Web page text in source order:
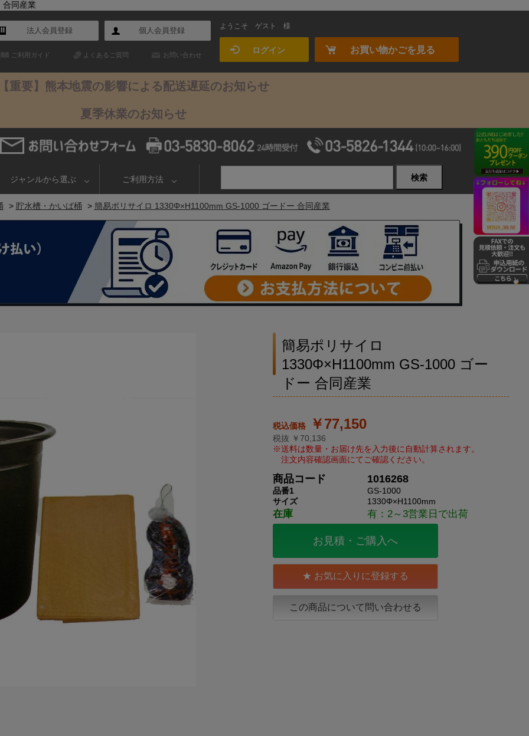
同産業
法人会員登録 個人会員登録
ご利用ガイド よくあるご質問 お問い合わせ
ようこそ ゲスト 様
ログイン お買い物かごを見る
重要】熊本地震の影響による配送遅延のお知らせ
夏季休業のお知らせ
ジャンルから選ぶ ご利用方法 検索
> 貯水槽・かいば桶 > 簡易ポリサイロ 1330Φ×H1100mm GS-1000 ゴードー 合同産業
簡易ポリサイロ
1330Φ×H1100mm GS-1000 ゴー
ドー 合同産業
￥77,150
税抜 ￥70,136
商品コード 1016268
品番1
GS-1000
サイズ
1330Φ×H1100mm
在庫 有：2～3営業日で出荷
お見積・ご購入へ
この商品について問い合わせる
お気に入りに登録する